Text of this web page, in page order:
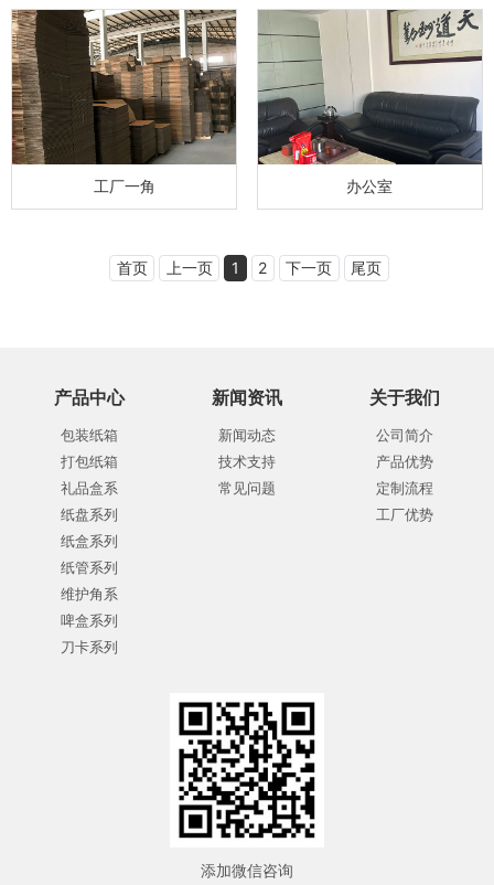
工厂一角 办公室
首页 上一页 1 2 下一页 尾页
产品中心
包装纸箱
打包纸箱
礼品盒系
纸盘系列
纸盒系列
纸管系列
维护角系
啤盒系列
刀卡系列
新闻资讯
新闻动态
技术支持
常见问题
关于我们
公司简介
产品优势
定制流程
工厂优势
添加微信咨询